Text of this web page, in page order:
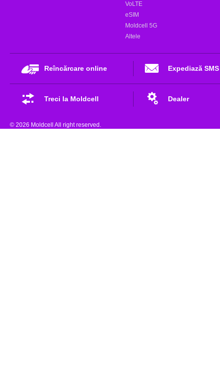
VoLTE
eSIM
Moldcell 5G
Altele
Reîncărcare online Expediază SMS
Treci la Moldcell Dealer
© 2026 Moldcell All right reserved.